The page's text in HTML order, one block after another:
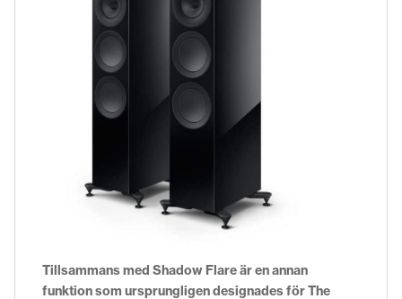
Tillsammans med Shadow Flare är en annan
funktion som ursprungligen designades för The